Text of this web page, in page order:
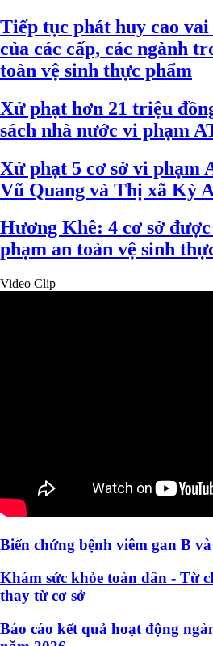
Tiếp tục phát huy cao
của các cấp, các ngành
toàn vệ sinh thực phẩm
Xử phạt hơn 21 triệu
sách nhà nước vi phạm
Xử phạt 5 cơ sở vi phạm
Vũ Quang và Thị xã Kỳ
Hương Khê: 4 cơ sở
phạm an toàn vệ sinh
Video Clip
Biến chứng bệnh viêm gan B
Khám sức khỏe toàn dân - Từ
thay từ cơ sở
Báo cáo kết quả hoạt động